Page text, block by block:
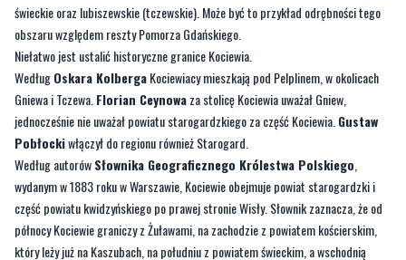
WedługOskara KolbergaKociewiacy mieszkają pod Pelplinem, w okolicach
Gniewa i Tczewa.Florian Ceynowaza stolicę Kociewia uważał Gniew,
jednocześnie nie uważał powiatu starogardzkiego za część Kociewia.
Pobłockiwłączył do regionu również Starogard.
Według autorów Słownika Geograficznego Królestwa Polskiego
wydanym w 1883 roku w Warszawie, Kociewie obejmuje powiat starogardzki i
część powiatu kwidzyńskiego po prawej stronie Wisły. Słownik zaznacza, że od
północy Kociewie graniczy z Żuławami, na zachodzie z powiatem kościerskim,
który leży już na Kaszubach, na południu z powiatem świeckim, a wschodnią
granicę stanowi Wisła.
Kolejną próbę ustalenia jak daleko sięga Kociewie podjęto w 1937 roku. Na
podstawie prowadzonych przez siebie badań terenowychZofia Stamirowska